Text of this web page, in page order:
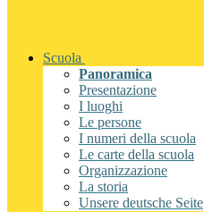
Scuola
Panoramica
Presentazione
I luoghi
Le persone
I numeri della scuola
Le carte della scuola
Organizzazione
La storia
Unsere deutsche Seite